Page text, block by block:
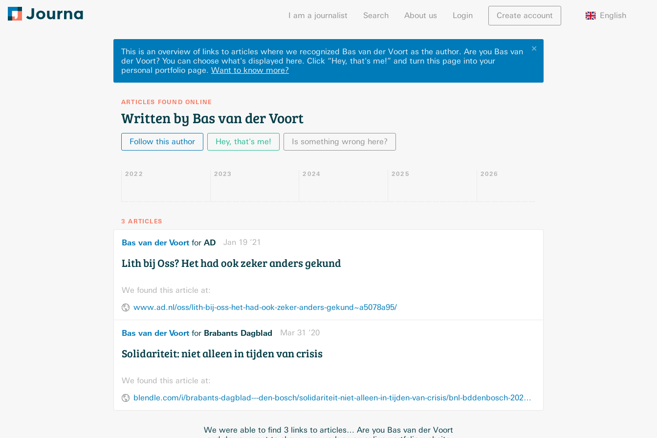
I am a journalist Search About us Login Create account English
✕
This is an overview of links to articles where we recognized Bas van der Voort as the author. Are you Bas van
der Voort? You can choose what's displayed here. Click “Hey, that's me!” and turn this page into your
personal portfolio page. Want to know more?
ARTICLES FOUND ONLINE
Written by Bas van der Voort
Follow this author Hey, that's me! Is something wrong here?
2022 2023 2024 2025 2026
3 ARTICLES
Bas van der Voort for AD Jan 19 ’21
Lith bij Oss? Het had ook zeker anders gekund
We found this article at:
www.ad.nl/oss/lith-bij-oss-het-had-ook-zeker-anders-gekund~a5078a95/
Bas van der Voort for Brabants Dagblad Mar 31 ’20
Solidariteit: niet alleen in tijden van crisis
We found this article at:
blendle.com/i/brabants-dagblad---den-bosch/solidariteit-niet-alleen-in-tijden-van-crisis/bnl-bddenbosch-20200331-11921979
We were able to find 3 links to articles… Are you Bas van der Voort